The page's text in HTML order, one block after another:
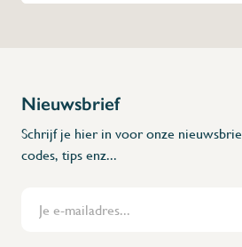
Flanders Inox | Karperstraat 6, 8400
Nieuwsbrief
Schrijf je hier in voor onze
codes, tips enz...